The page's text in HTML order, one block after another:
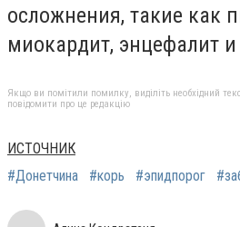
осложнения, такие как
миокардит, энцефалит
Якщо ви помітили помилку, виділіть необхідний
повідомити про це редакцію
ИСТОЧНИК
#Донетчина
#корь #эпидпорог